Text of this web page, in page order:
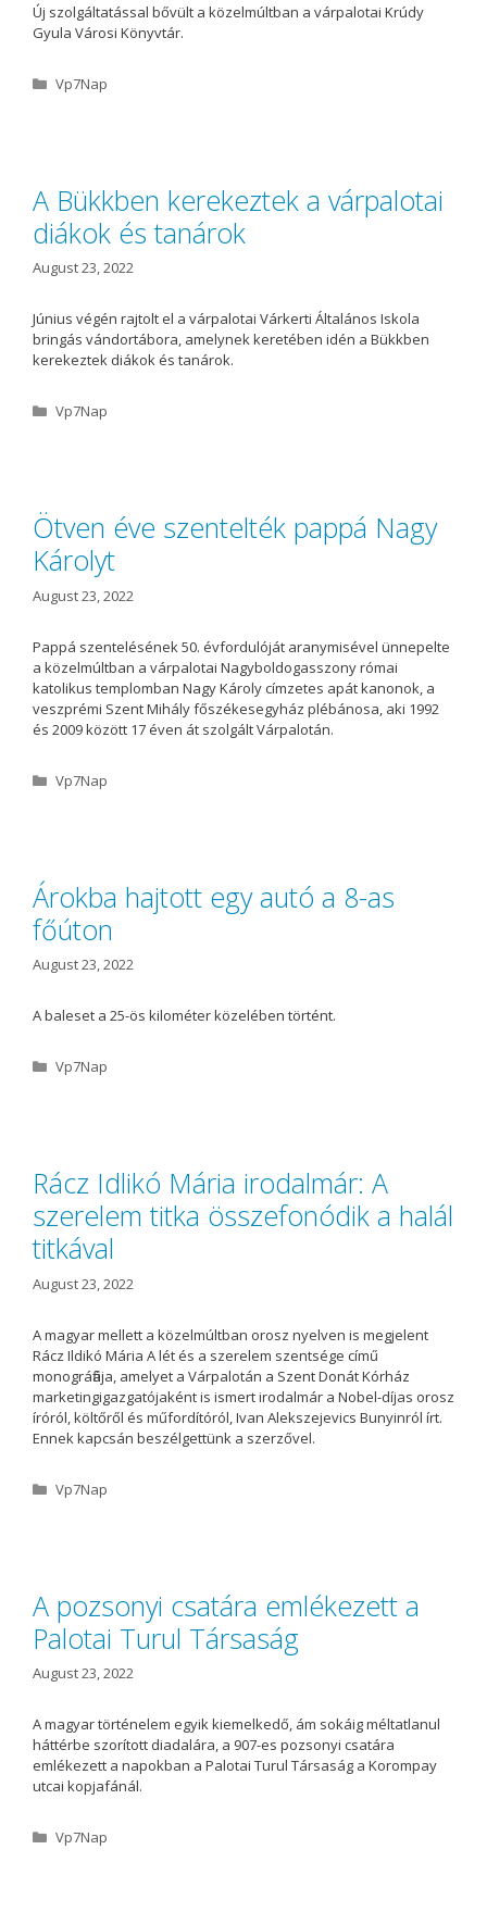
Új szolgáltatással bővült a közelmúltban a várpalotai Krúdy
Gyula Városi Könyvtár.
C
i
e
s
Vp7Nap
A Bükkben kerekeztek a várpalotai
diákok és tanárok
August 23, 2022
Június végén rajtolt el a várpalotai Várkerti Általános Iskola
bringás vándortábora, amelynek keretében idén a Bükkben
kerekeztek diákok és tanárok.
C
r
i
e
s
Vp7Nap
Ötven éve szentelték pappá Nagy
Károlyt
August 23, 2022
Pappá szentelésének 50. évfordulóját aranymisével ünnepelte
a közelmúltban a várpalotai Nagyboldogasszony római
katolikus templomban Nagy Károly címzetes apát kanonok, a
veszprémi Szent Mihály főszékesegyház plébánosa, aki 1992
és 2009 között 17 éven át szolgált Várpalotán.
C
r
i
e
s
Vp7Nap
Árokba hajtott egy autó a 8-as
főúton
August 23, 2022
A baleset a 25-ös kilométer közelében történt.
C
o
r
i
e
s
Vp7Nap
Rácz Idlikó Mária irodalmár: A
szerelem titka összefonódik a halál
titkával
August 23, 2022
A magyar mellett a közelmúltban orosz nyelven is megjelent
Rácz Ildikó Mária A lét és a szerelem szentsége című
monográfiája, amelyet a Várpalotán a Szent Donát Kórház
marketingigazgatójaként is ismert irodalmár a Nobel-díjas orosz
íróról, költőről és műfordítóról, Ivan Alekszejevics Bunyinról írt.
Ennek kapcsán beszélgettünk a szerzővel.
C
r
i
e
s
Vp7Nap
A pozsonyi csatára emlékezett a
Palotai Turul Társaság
August 23, 2022
A magyar történelem egyik kiemelkedő, ám sokáig méltatlanul
háttérbe szorított diadalára, a 907-es pozsonyi csatára
emlékezett a napokban a Palotai Turul Társaság a Korompay
utcai kopjafánál.
C
Vp7Nap